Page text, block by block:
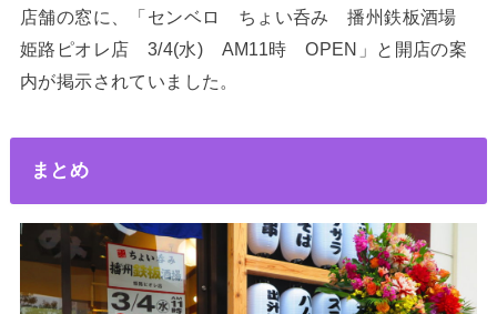
店舗の窓に、「センベロ ちょい呑み 播州鉄板酒場
姫路ピオレ店 3/4(水) AM11時 OPEN」と開店の案
内が掲示されていました。
まとめ